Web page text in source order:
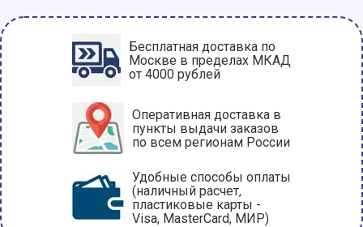
Бесплатная доставка по
Москве в пределах МКАД
от 4000 рублей
Оперативная доставка в
пункты выдачи заказов
по всем регионам России
Удобные способы оплаты
(наличный расчет,
пластиковые карты -
Visa, MasterCard, МИР)